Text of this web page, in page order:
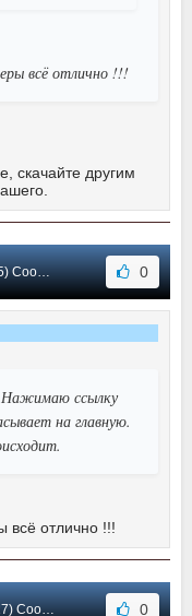
всё отлично !!!
скачайте другим
#4 0
ссылку
на главную.
всё отлично !!!
#3 0